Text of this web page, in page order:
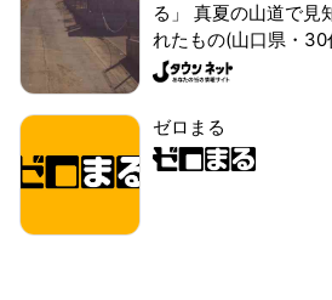
る」 真夏の山道で見
れたもの(山口県・
ゼロまる